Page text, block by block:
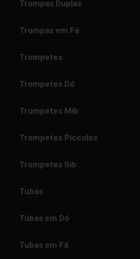
Trompas Duplas
Trompas em Fá
Trompetes
Trompetes Dó
Trompetes Mib
Trompetes Piccolos
Trompetes Sib
Tubas
Tubas em Dó
Tubas em Fá